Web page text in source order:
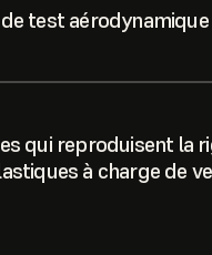
test aérodynamique
qui reproduisent la
à charge de